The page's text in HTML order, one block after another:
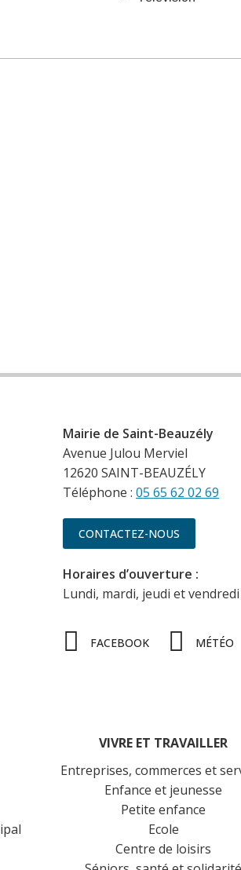
Mairie de Saint-Beauzély
Avenue Julou Merviel
12620 SAINT-BEAUZÉLY
Téléphone : 05 65 62 02 69
CONTACTEZ-NOUS
Horaires d’ouverture :
Lundi, mardi, jeudi et vendredi
FACEBOOK MÉTÉO
VIVRE ET TRAVAILLER
Entreprises, commerces et
Enfance et jeunesse
Petite enfance
Ecole
Centre de loisirs